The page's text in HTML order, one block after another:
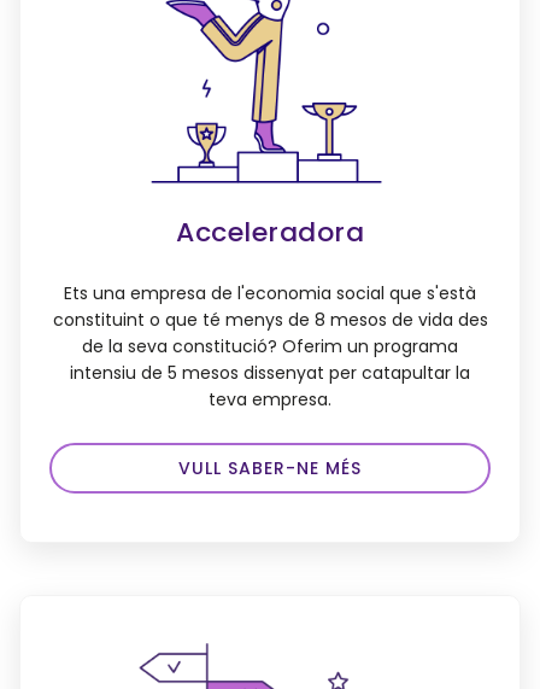
Acceleradora
Ets una empresa de l'economia social que s'està
constituint o que té menys de 8 mesos de vida des
de la seva constitució? Oferim un programa
intensiu de 5 mesos dissenyat per catapultar la
teva empresa.
VULL SABER-NE MÉS